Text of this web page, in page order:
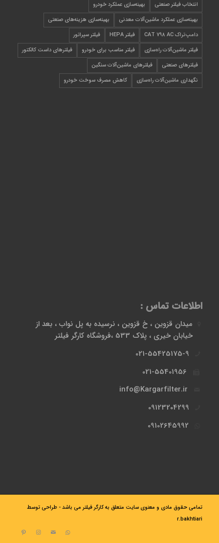
انتخاب فیلتر صنعتی
بهینه‌سازی عملکرد خودرو
بهینه‌سازی عملکرد ماشین‌آلات معدنی
بهینه‌سازی هزینه‌های صنعتی
دامپ‌تراک CAT 798 AC
فیلتر HEPA
فیلتر سپراتور
فیلتر ماشین‌آلات راه‌سازی
فیلتر مناسب برای خودرو
فیلترهای داست کالکتور
فیلترهای صنعتی
فیلترهای ماشین‌آلات سنگین
نگهداری ماشین‌آلات راه‌سازی
کاهش مصرف سوخت خودرو
اطلاعات تماس :
میدان قزوین ، خ قزوین ، نرسیده به پل نواب ، بعد از
خیابان خیری ، پلاک 533 ،فروشگاه کارگر فیلتر
021-55425175-9
021-55401956
info@Kargarfilter.ir
09123204299
09102645992
تمامی حقوق مادی و معنوی سایت متعلق به کارگر فیلتر می باشد - طراحی توسط
r.bakhtiari